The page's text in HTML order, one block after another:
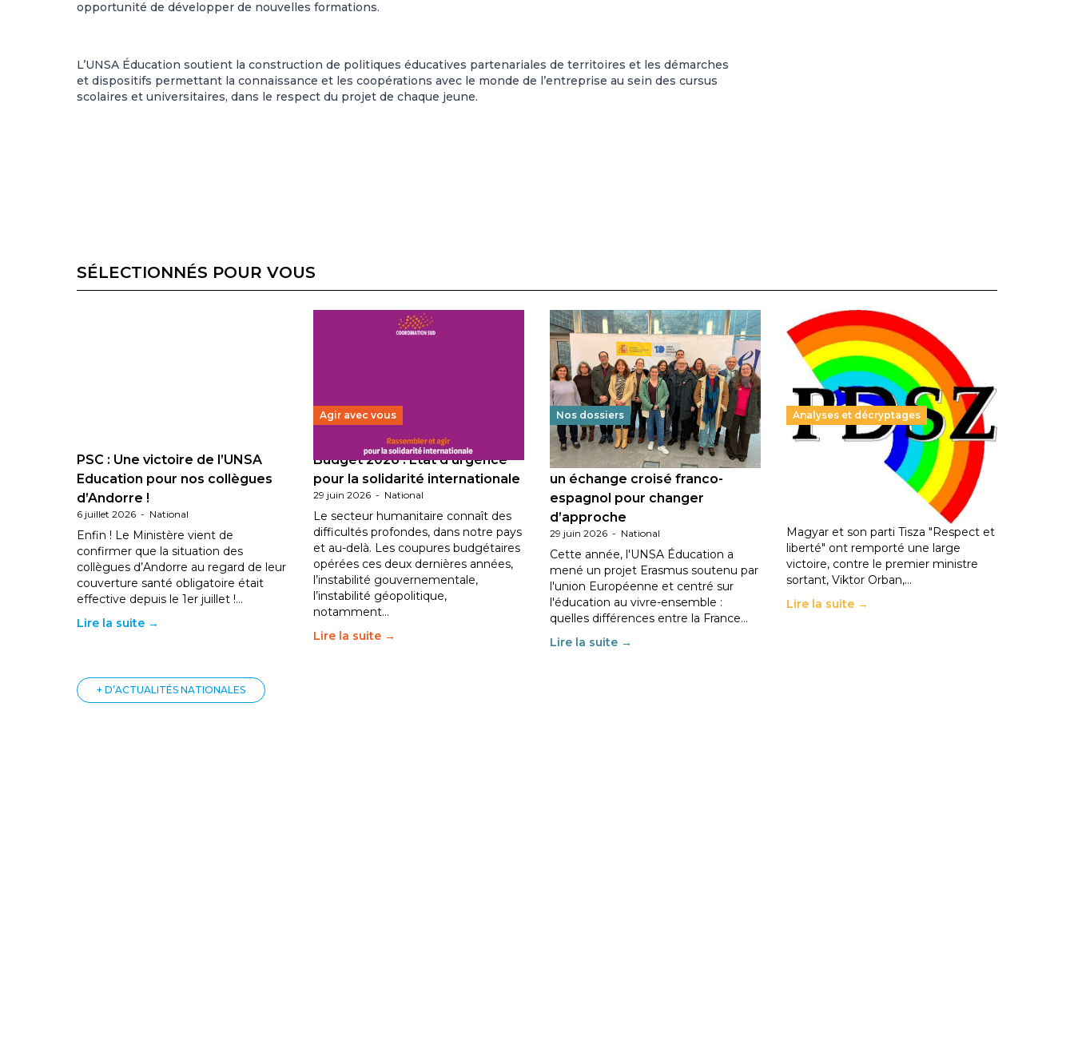
opportunité de développer de nouvelles formations.
L’UNSA Éducation soutient la construction de politiques éducatives partenariales de territoires et les démarches
et dispositifs permettant la connaissance et les coopérations avec le monde de l’entreprise au sein des cursus
scolaires et universitaires, dans le respect du projet de chaque jeune.
SÉLECTIONNÉS POUR VOUS
PSC : Une victoire de l’UNSA
Education pour nos collègues
d’Andorre !
6 juillet 2026 - National
Enfin ! Le Ministère vient de
confirmer que la situation des
collègues d’Andorre au regard de leur
couverture santé obligatoire était
effective depuis le 1er juillet !…
Lire la suite →
Agir avec vous
Budget 2026 : État d’urgence
pour la solidarité internationale
29 juin 2026 - National
Le secteur humanitaire connaît des
difficultés profondes, dans notre pays
et au-delà. Les coupures budgétaires
opérées ces deux dernières années,
l’instabilité gouvernementale,
l’instabilité géopolitique,
notamment…
Lire la suite →
Nos dossiers
Éducation au vivre-ensemble :
un échange croisé franco-
espagnol pour changer
d’approche
29 juin 2026 - National
Cette année, l'UNSA Éducation a
mené un projet Erasmus soutenu par
l'union Européenne et centré sur
l'éducation au vivre-ensemble :
quelles différences entre la France…
Lire la suite →
Analyses et décryptages
Hongrie : du changement pour
les politiques éducatives, aussi !
En Hongrie, le conservateur Peter
Magyar et son parti Tisza "Respect et
liberté" ont remporté une large
victoire, contre le premier ministre
sortant, Viktor Orban,…
Lire la suite →
+ D’ACTUALITÉS NATIONALES